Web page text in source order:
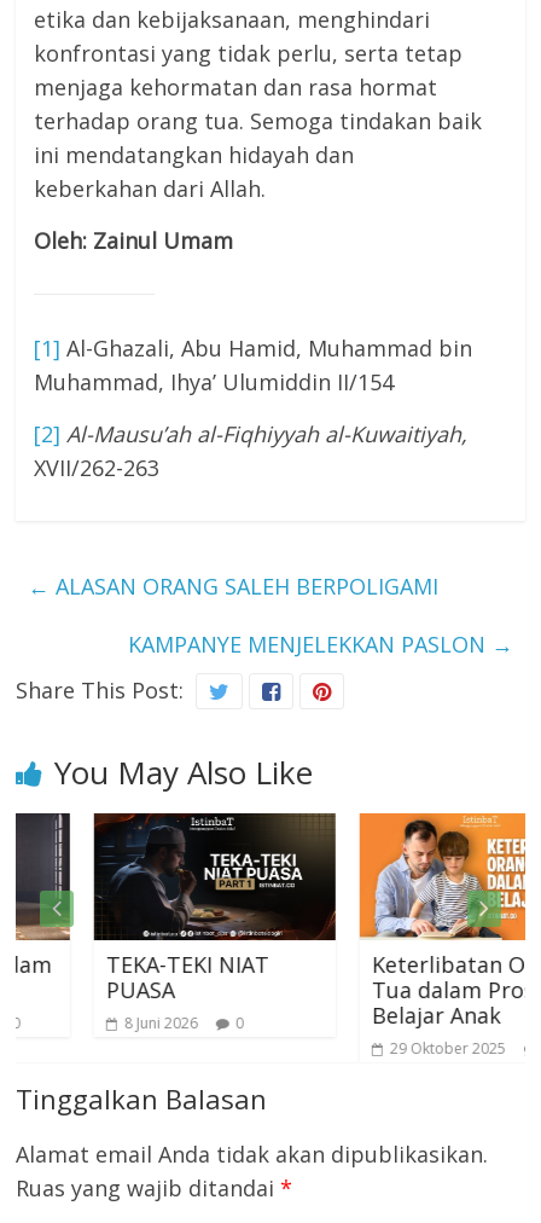
etika dan kebijaksanaan, menghindari
konfrontasi yang tidak perlu, serta tetap
menjaga kehormatan dan rasa hormat
terhadap orang tua. Semoga tindakan baik
ini mendatangkan hidayah dan
keberkahan dari Allah.
Oleh: Zainul Umam
[1] Al-Ghazali, Abu Hamid, Muhammad bin
Muhammad, Ihya’ Ulumiddin II/154
[2] Al-Mausu’ah al-Fiqhiyyah al-Kuwaitiyah,
XVII/262-263
← ALASAN ORANG SALEH BERPOLIGAMI
KAMPANYE MENJELEKKAN PASLON →
Share This Post:
You May Also Like
TEKA-TEKI NIAT
PUASA
8 Juni 2026 0
Keterlibatan Orang
Tua dalam Proses
Belajar Anak
29 Oktober 2025 0
Tinggalkan Balasan
Alamat email Anda tidak akan dipublikasikan.
Ruas yang wajib ditandai*